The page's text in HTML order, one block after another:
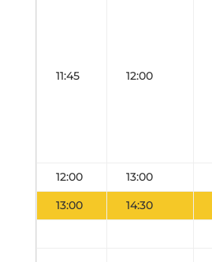
11:45 12:00
12:00
13:00
13:00
14:30